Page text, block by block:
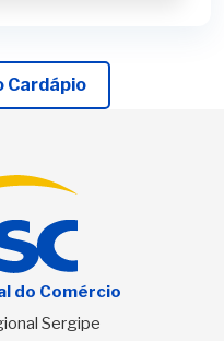
Cardápio
do Comércio
Sergipe